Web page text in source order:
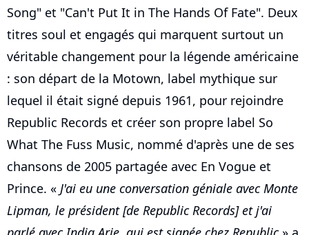
Song" et "Can't Put It in The Hands Of Fate". Deux
titres soul et engagés qui marquent surtout un
véritable changement pour la légende américaine
: son départ de la Motown, label mythique sur
lequel il était signé depuis 1961, pour rejoindre
Republic Records et créer son propre label So
What The Fuss Music, nommé d'après une de ses
chansons de 2005 partagée avec En Vogue et
Prince. « J'ai eu une conversation géniale avec Monte
Lipman, le président [de Republic Records] et j'ai